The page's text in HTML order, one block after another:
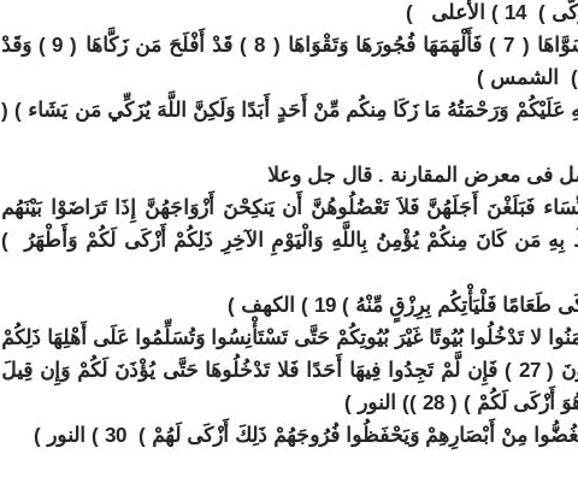
) 14 ) الأعلى )
6 : ( وَنَفْسٍ وَمَا سَوَّاهَا ( 7 ) فَأَلْهَمَهَا فُجُورَهَا وَتَقْوَاهَا ( 8 ) قَدْ أَفْلَحَ مَن زَكَّاهَا ( 9 ) وَقَدْ
عَلَيْكُمْ وَرَحْمَتُهُ مَا زَكَا مِنكُم مِّنْ أَحَدٍ أَبَدًا وَلَكِنَّ اللَّهَ يُزَكِّي مَن يَشَاء ) (
فى معرض المقارنة . قال جل وعلا
فَبَلَغْنَ أَجَلَهُنَّ فَلاَ تَعْضُلُوهُنَّ أَن يَنكِحْنَ أَزْوَاجَهُنَّ إِذَا تَرَاضَوْا بَيْنَهُم
مَن كَانَ مِنكُمْ يُؤْمِنُ بِاللَّهِ وَالْيَوْمِ الآخِرِ ذَلِكُمْ أَزْكَى لَكُمْ وَأَطْهَرُ )
لا تَدْخُلُوا بُيُوتًا غَيْرَ بُيُوتِكُمْ حَتَّى تَسْتَأْنِسُوا وَتُسَلِّمُوا عَلَى أَهْلِهَا ذَلِكُمْ
خَيْرٌ لَّكُمْ لَعَلَّكُمْ تَذَكَّرُونَ ( 27 ) فَإِن لَّمْ تَجِدُوا فِيهَا أَحَدًا فَلا تَدْخُلُوهَا حَتَّى يُؤْذَنَ لَكُمْ وَإِن قِيلَ
لَكُمْ ) ( 28 )) النور )